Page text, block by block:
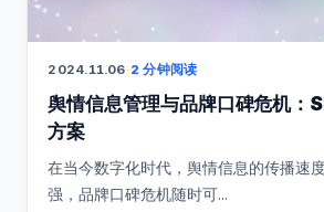
2024.11.06·2 分钟阅读
舆情信息管理与品牌口碑危机：
方案
在当今数字化时代，舆情信息的传播速
强，品牌口碑危机随时可...